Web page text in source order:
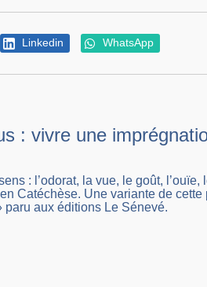
Linkedin WhatsApp
: vivre une
: l’odorat, la vue, le goût,
Catéchèse. Une variante de
aux éditions Le Sénevé.